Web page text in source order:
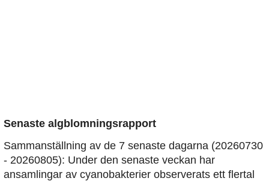
Senaste algblomningsrapport
Sammanställning av de 7 senaste dagarna (20260730
- 20260805): Under den senaste veckan har
ansamlingar av cyanobakterier observerats ett flertal